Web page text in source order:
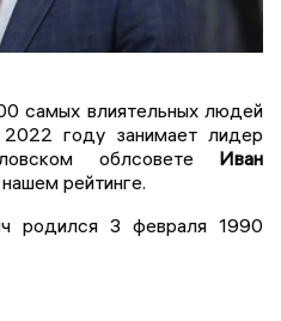
самых влиятельных людей
году занимает лидер
облсовете Иван
рейтинге.
родился 3 февраля 1990